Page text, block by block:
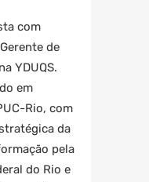
com
de
YDUQS.
em
Rio, com
da
pela
do Rio e